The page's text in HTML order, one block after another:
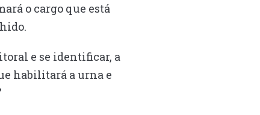
o cargo que está
e se identificar, a
habilitará a urna e